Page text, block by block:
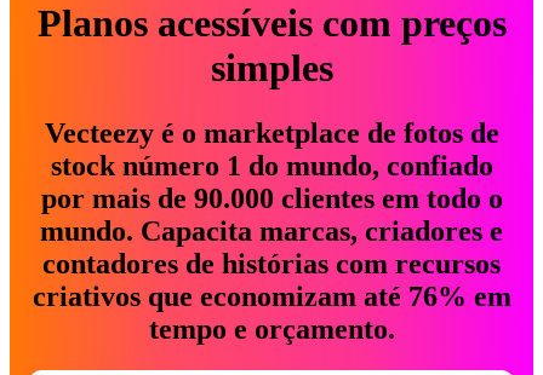
Planos acessíveis com preços
simples
Vecteezy é o marketplace de fotos de
stock número 1 do mundo, confiado
por mais de 90.000 clientes em todo o
mundo. Capacita marcas, criadores e
contadores de histórias com recursos
criativos que economizam até 76% em
tempo e orçamento.